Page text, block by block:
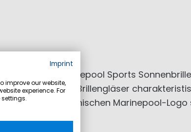
Die moderne Marinepool Sports
sind die ovalen Brillengläser
mit dem technischen Marinepool-
Imprint
improve our website,
experience. For